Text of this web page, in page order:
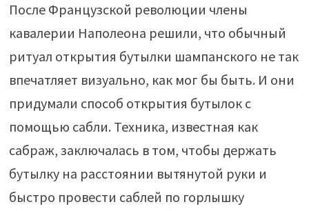
После Французской революции члены
кавалерии Наполеона решили, что обычный
ритуал открытия бутылки шампанского не так
впечатляет визуально, как мог бы быть. И они
придумали способ открытия бутылок с
помощью сабли. Техника, известная как
сабраж, заключалась в том, чтобы держать
бутылку на расстоянии вытянутой руки и
быстро провести саблей по горлышку